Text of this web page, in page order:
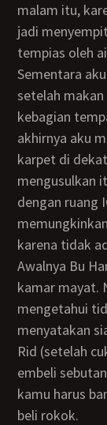
malam itu,
jadi
tempias oleh
Sementara aku dan Bu Har yang baru mencari kapling
setelah
kebagian
akhirnya aku
karpet di
mengusulkan
dengan ruang
karena tidak
Awalnya Bu Har menolak, karena posisinya di dekat
kamar mayat.
mengetahui
menyatakan
Rid (setelah
embeli
kamu harus
beli rokok.